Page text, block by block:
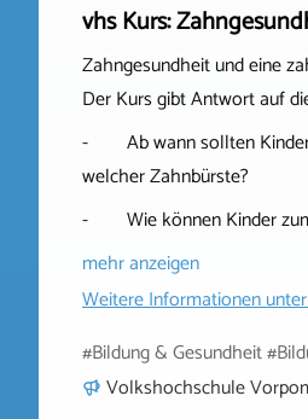
vhs Kurs:
Zahngesundheit und eine
Der Kurs gibt Antwort auf
- Ab wann sollten Kinder
welcher Zahnbürste?
- Wie können Kinder
mehr anzeigen
Weitere Informationen
#Bildung & Gesundheit
Volkshochschule